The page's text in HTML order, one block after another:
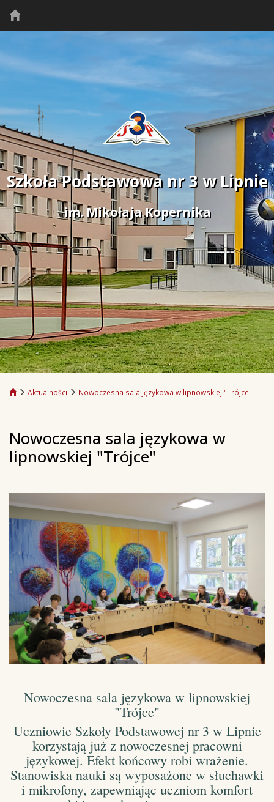
Szkoła Podstawowa nr 3 w Lipnie
im. Mikołaja Kopernika
Aktualności Nowoczesna sala językowa w lipnowskiej "Trójce"
Nowoczesna sala językowa w
lipnowskiej "Trójce"
Nowoczesna sala językowa w lipnowskiej
"Trójce"
Uczniowie Szkoły Podstawowej nr 3 w Lipnie
korzystają już z nowoczesnej pracowni
językowej. Efekt końcowy robi wrażenie.
Stanowiska nauki są wyposażone w słuchawki
i mikrofony, zapewniając uczniom komfort